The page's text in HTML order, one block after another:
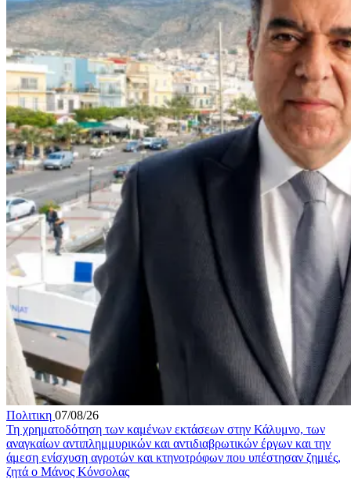
Πολιτικη 07/08/26
Τη χρηματοδότηση των καμένων εκτάσεων στην Κάλυμνο, των
αναγκαίων αντιπλημμυρικών και αντιδιαβρωτικών έργων και την
άμεση ενίσχυση αγροτών και κτηνοτρόφων που υπέστησαν ζημιές,
ζητά ο Μάνος Κόνσολας